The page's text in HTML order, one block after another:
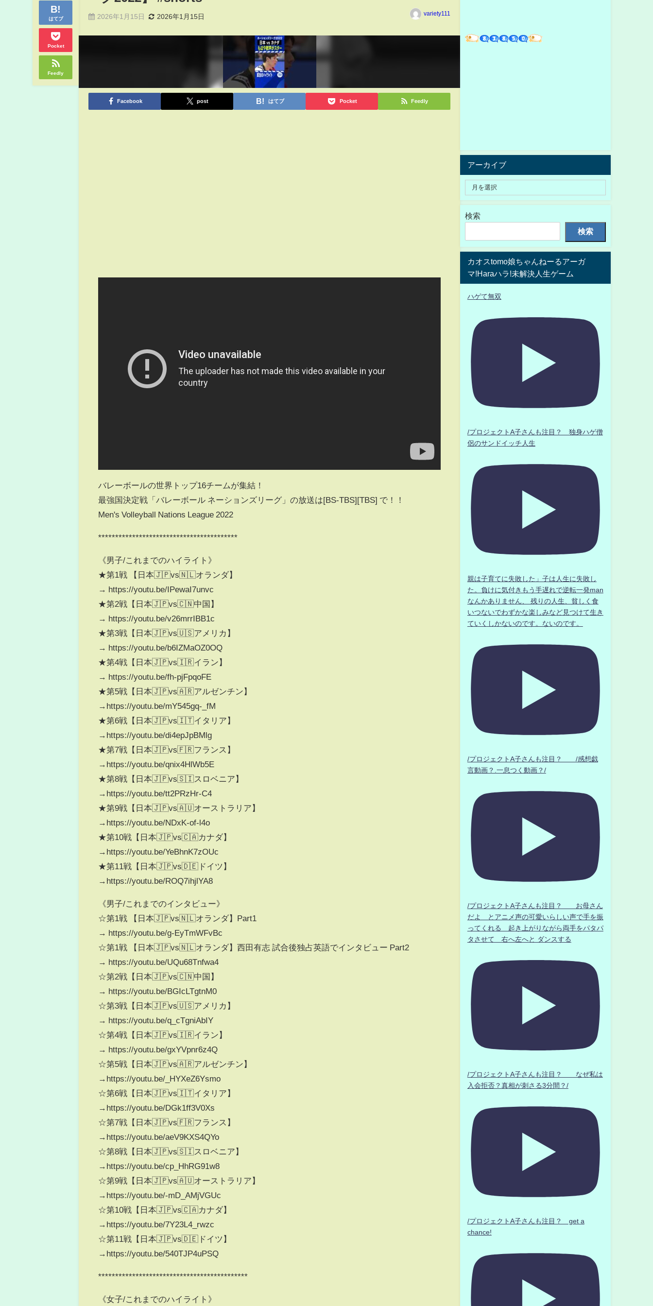
はてブ
Pocket
Feedly
2026年1月15日 2026年1月15日 variety111
Facebook post はてブ Pocket Feedly
バレーボールの世界トップ16チームが集結！
最強国決定戦「バレーボール ネーションズリーグ」の放送は[BS-TBS][TBS] で！！
Men's Volleyball Nations League 2022
*****************************************
《男子/これまでのハイライト》
★第1戦 【日本🇯🇵vs🇳🇱オランダ】
→ https://youtu.be/IPewaI7unvc
★第2戦【日本🇯🇵vs🇨🇳中国】
→ https://youtu.be/v26mrrIBB1c
★第3戦【日本🇯🇵vs🇺🇸アメリカ】
→ https://youtu.be/b6IZMaOZ0OQ
★第4戦【日本🇯🇵vs🇮🇷イラン】
→ https://youtu.be/fh-pjFpqoFE
★第5戦【日本🇯🇵vs🇦🇷アルゼンチン】
→https://youtu.be/mY545gq-_fM
★第6戦【日本🇯🇵vs🇮🇹イタリア】
→https://youtu.be/di4epJpBMlg
★第7戦【日本🇯🇵vs🇫🇷フランス】
→https://youtu.be/qnix4HlWb5E
★第8戦【日本🇯🇵vs🇸🇮スロベニア】
→https://youtu.be/tt2PRzHr-C4
★第9戦【日本🇯🇵vs🇦🇺オーストラリア】
→https://youtu.be/NDxK-of-l4o
★第10戦【日本🇯🇵vs🇨🇦カナダ】
→https://youtu.be/YeBhnK7zOUc
★第11戦【日本🇯🇵vs🇩🇪ドイツ】
→https://youtu.be/ROQ7ihjlYA8
《男子/これまでのインタビュー》
☆第1戦 【日本🇯🇵vs🇳🇱オランダ】Part1
→ https://youtu.be/g-EyTmWFvBc
☆第1戦 【日本🇯🇵vs🇳🇱オランダ】西田有志 試合後独占英語でインタビュー Part2
→ https://youtu.be/UQu68Tnfwa4
☆第2戦【日本🇯🇵vs🇨🇳中国】
→ https://youtu.be/BGIcLTgtnM0
☆第3戦【日本🇯🇵vs🇺🇸アメリカ】
→ https://youtu.be/q_cTgniAbIY
☆第4戦【日本🇯🇵vs🇮🇷イラン】
→ https://youtu.be/gxYVpnr6z4Q
☆第5戦【日本🇯🇵vs🇦🇷アルゼンチン】
→https://youtu.be/_HYXeZ6Ysmo
☆第6戦【日本🇯🇵vs🇮🇹イタリア】
→https://youtu.be/DGk1ff3V0Xs
☆第7戦【日本🇯🇵vs🇫🇷フランス】
→https://youtu.be/aeV9KXS4QYo
☆第8戦【日本🇯🇵vs🇸🇮スロベニア】
→https://youtu.be/cp_HhRG91w8
☆第9戦【日本🇯🇵vs🇦🇺オーストラリア】
→https://youtu.be/-mD_AMjVGUc
☆第10戦【日本🇯🇵vs🇨🇦カナダ】
→https://youtu.be/7Y23L4_rwzc
☆第11戦【日本🇯🇵vs🇩🇪ドイツ】
→https://youtu.be/540TJP4uPSQ
********************************************
《女子/これまでのハイライト》
アーカイブ
検索
検索
カオスtomo娘ちゃんねーるアーガ
マ!Haraハラ!未解決人生ゲーム
ハゲて無双
/プロジェクトA子さんも注目？ 独身ハゲ僧
侶のサンドイッチ人生
親は子育てに失敗した」子は人生に失敗し
た。負けに気付きもう手遅れで逆転一発man
なんかありません、 残りの人生、貧しく食
いつないでわずかな楽しみなど見つけて生き
ていくしかないのです。ないのです。
/プロジェクトA子さんも注目？ /感想戯
言動画？.一息つく動画？/
/プロジェクトA子さんも注目？ お母さん
だよ とアニメ声の可愛いらしい声で手を振
ってくれる 起き上がりながら両手をパタパ
タさせて 右へ左へと ダンスする
/プロジェクトA子さんも注目？ なぜ私は
入会拒否？真相が刺さる3分間？/
/プロジェクトA子さんも注目？ get a
chance!